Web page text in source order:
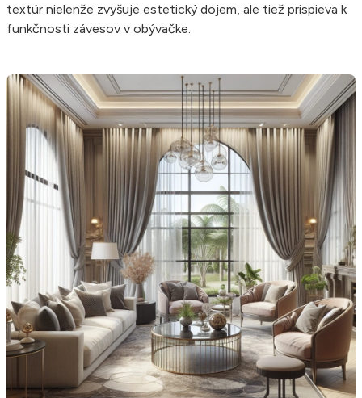
textúr nielenže zvyšuje estetický dojem, ale tiež prispieva k
funkčnosti závesov v obývačke.